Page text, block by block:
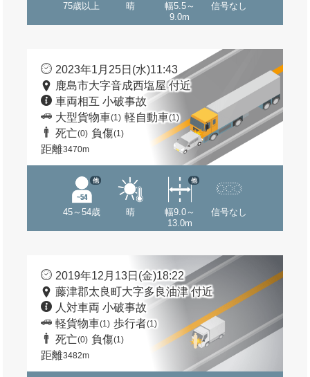
75歳以上 晴
幅5.5～
9.0m
信号なし
2023年1月25日(水)11:43
鹿島市大字音成西塩屋 付近
車両相互 小破事故
大型貨物車(1) 軽自動車(1)
死亡(0) 負傷(1)
距離3470m
45～54歳
他
晴
幅9.0～
13.0m
他
信号なし
2019年12月13日(金)18:22
藤津郡太良町大字多良油津 付近
人対車両 小破事故
軽貨物車(1) 歩行者(1)
死亡(0) 負傷(1)
距離3482m